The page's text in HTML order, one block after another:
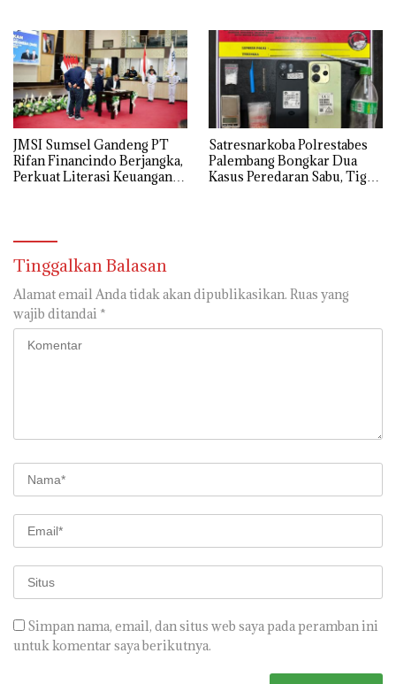
Kreatif
JMSI Sumsel Gandeng PT
Rifan Financindo Berjangka,
Perkuat Literasi Keuangan
Satresnarkoba Polrestabes
Palembang Bongkar Dua
Kasus Peredaran Sabu, Tiga
Tinggalkan Balasan
Alamat email Anda tidak akan dipublikasikan. Ruas yang
wajib ditandai *
Simpan nama, email, dan situs web saya pada peramban ini
untuk komentar saya berikutnya.